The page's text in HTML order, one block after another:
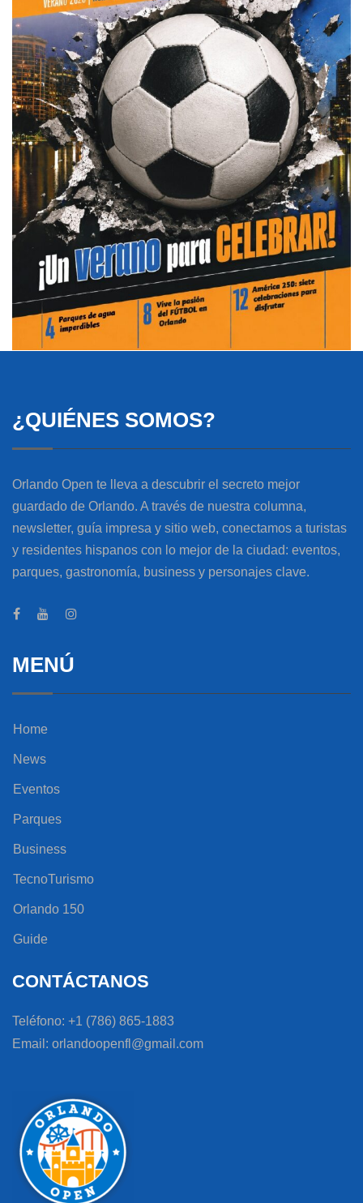
¿QUIÉNES SOMOS?
Orlando Open te lleva a descubrir el secreto mejor
guardado de Orlando. A través de nuestra columna,
newsletter, guía impresa y sitio web, conectamos a turistas
y residentes hispanos con lo mejor de la ciudad: eventos,
parques, gastronomía, business y personajes clave.
MENÚ
Home
News
Eventos
Parques
Business
TecnoTurismo
Orlando 150
Guide
CONTÁCTANOS
Teléfono: +1 (786) 865-1883
Email: orlandoopenfl@gmail.com